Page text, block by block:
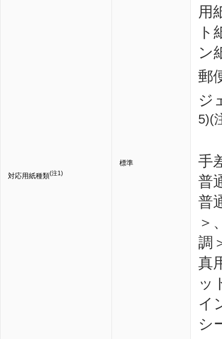
対応用紙種類(注1)
標準
用
ト
ン
郵
ジ
5)(
手
普
普
＞
調
真
ッ
イ
シ